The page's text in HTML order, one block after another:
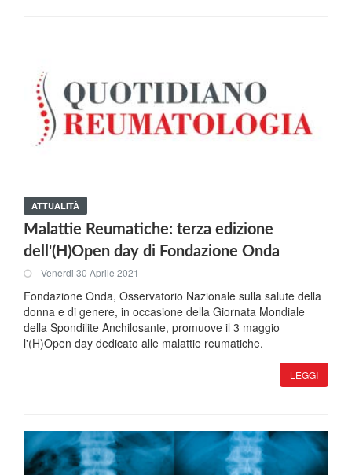
ATTUALITÀ
Malattie Reumatiche: terza edizione
dell'(H)Open day di Fondazione Onda
Venerdi 30 Aprile 2021
Fondazione Onda, Osservatorio Nazionale sulla salute della
donna e di genere, in occasione della Giornata Mondiale
della Spondilite Anchilosante, promuove il 3 maggio
l'(H)Open day dedicato alle malattie reumatiche.
LEGGI